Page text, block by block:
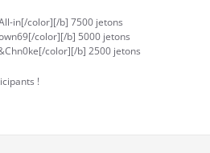
in[/color][/b] 7500 jetons
color][/b] 5000 jetons
color][/b] 2500 jetons
!